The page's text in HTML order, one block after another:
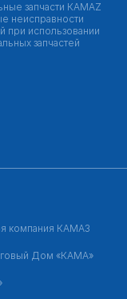
запчасти КAMAZ
неисправности
при использовании
запчастей
компания КАМАЗ
Дом «КАМА»